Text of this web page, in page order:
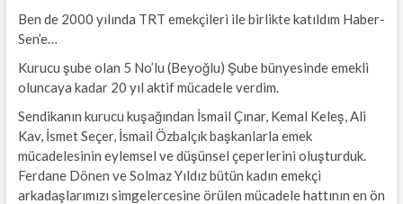
Ben de 2000 yılında TRT emekçileri ile birlikte katıldım Haber-
Sen’e…
Kurucu şube olan 5 No’lu (Beyoğlu) Şube bünyesinde emekli
oluncaya kadar 20 yıl aktif mücadele verdim.
Sendikanın kurucu kuşağından İsmail Çınar, Kemal Keleş, Ali
Kav, İsmet Seçer, İsmail Özbalçık başkanlarla emek
mücadelesinin eylemsel ve düşünsel çeperlerini oluşturduk.
Ferdane Dönen ve Solmaz Yıldız bütün kadın emekçi
arkadaşlarımızı simgelercesine örülen mücadele hattının en ön